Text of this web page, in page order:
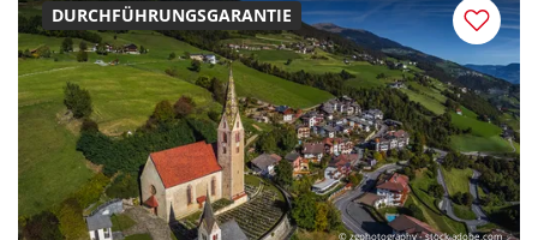
DURCHFÜHRUNGSGARANTIE
© zgphotography - stock.adobe.com